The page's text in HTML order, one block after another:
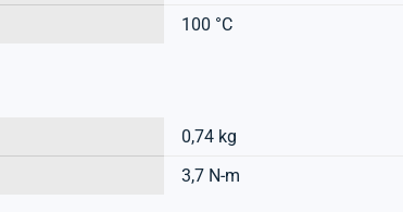
100 °C
0,74 kg
3,7 N-m